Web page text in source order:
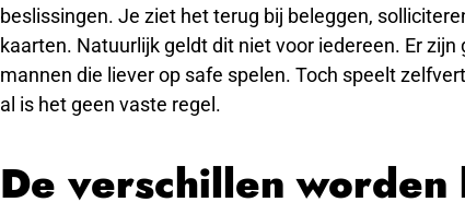
beslissingen. Je ziet het terug bij beleggen,
kaarten. Natuurlijk geldt dit niet voor iedereen. Er
mannen die liever op safe spelen. Toch speelt
al is het geen vaste regel.
De verschillen